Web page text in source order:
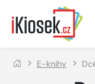
Přejít na hlavní obsah
E-knihy